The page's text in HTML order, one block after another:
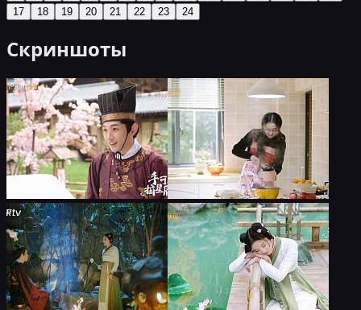
17
18 19 20 21 22 23 24
Скриншоты